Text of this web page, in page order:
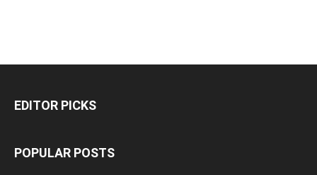
EDITOR PICKS
POPULAR POSTS